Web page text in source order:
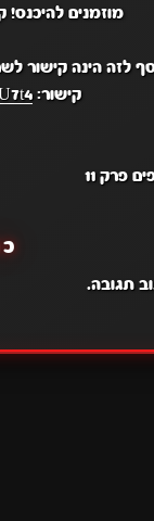
מוזמנים להיכנס!
לזה הינה קישור
קישור:
פרק 11
תגובה.